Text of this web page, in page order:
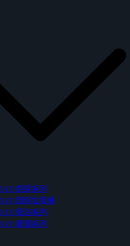
廚房系列
環保垃圾桶
衛浴系列
龍頭系列